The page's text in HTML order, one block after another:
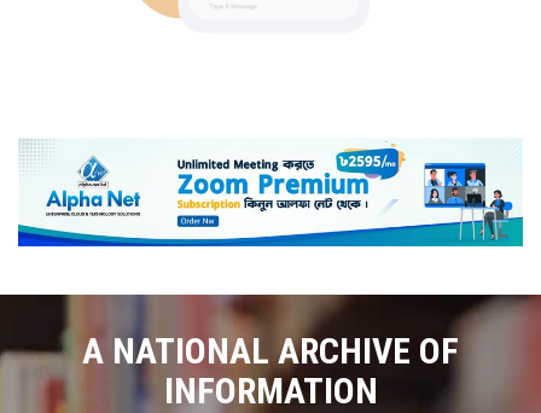
A NATIONAL ARCHIVE OF
INFORMATION